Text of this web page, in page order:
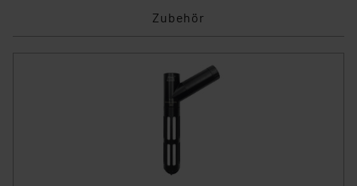
Zubehör